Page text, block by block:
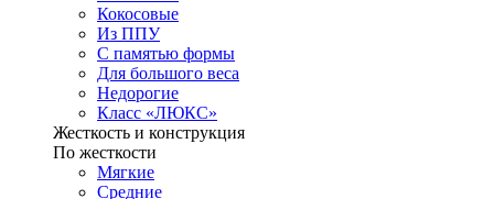
Кокосовые
Из ППУ
С памятью формы
Для большого веса
Недорогие
Класс «ЛЮКС»
Жесткость и конструкция
По жесткости
Мягкие
Средние